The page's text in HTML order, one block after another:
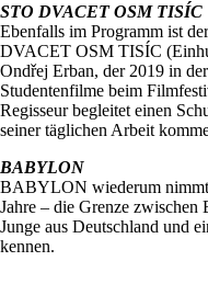
STO DVACET OSM TISÍC
Ebenfalls im Programm ist
DVACET OSM TISÍC
Ondřej Erban, der 2019 in
Studentenfilme beim
Regisseur begleitet einen
seiner täglichen Arbeit
BABYLON
BABYLON wiederum
Jahre – die Grenze zwischen
Junge aus Deutschland und
kennen.